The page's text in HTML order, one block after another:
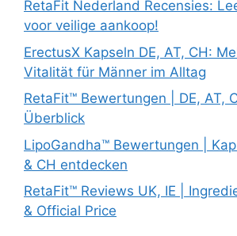
RetaFit Nederland Recensies:
voor veilige aankoop!
ErectusX Kapseln DE, AT, CH:
Vitalität für Männer im Alltag
RetaFit™ Bewertungen | DE, AT,
Überblick
LipoGandha™ Bewertungen |
& CH entdecken
RetaFit™ Reviews UK, IE |
& Official Price